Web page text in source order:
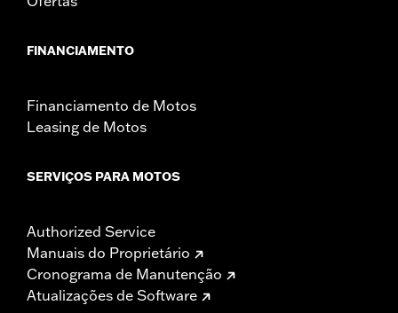
FINANCIAMENTO
Financiamento de Motos
Leasing de Motos
SERVIÇOS PARA MOTOS
Authorized Service
Manuais do Proprietário
Cronograma de Manutenção
Atualizações de Software